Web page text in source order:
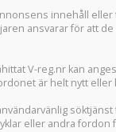
innehåll
ansvarar för att
V-reg.nr kan
är helt nytt eller
eller andra fordon